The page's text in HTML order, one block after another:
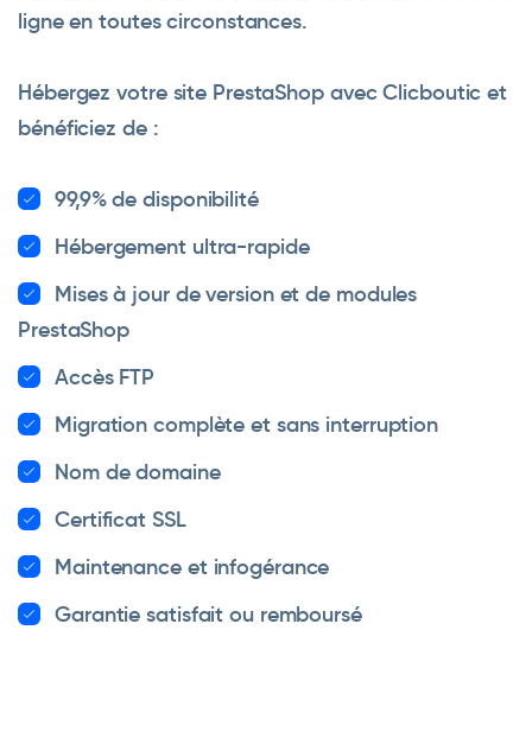
ligne en toutes circonstances.
Hébergez votre site PrestaShop avec Clicboutic et
bénéficiez de :
99,9% de disponibilité
Hébergement ultra-rapide
Mises à jour de version et de modules
PrestaShop
Accès FTP
Migration complète et sans interruption
Nom de domaine
Certificat SSL
Maintenance et infogérance
Garantie satisfait ou remboursé